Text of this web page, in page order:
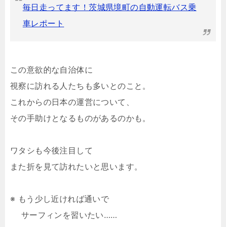
毎日走ってます！茨城県境町の自動運転バス乗
車レポート
この意欲的な自治体に
視察に訪れる人たちも多いとのこと。
これからの日本の運営について、
その手助けとなるものがあるのかも。
ワタシも今後注目して
また折を見て訪れたいと思います。
※ もう少し近ければ通いで
サーフィンを習いたい……